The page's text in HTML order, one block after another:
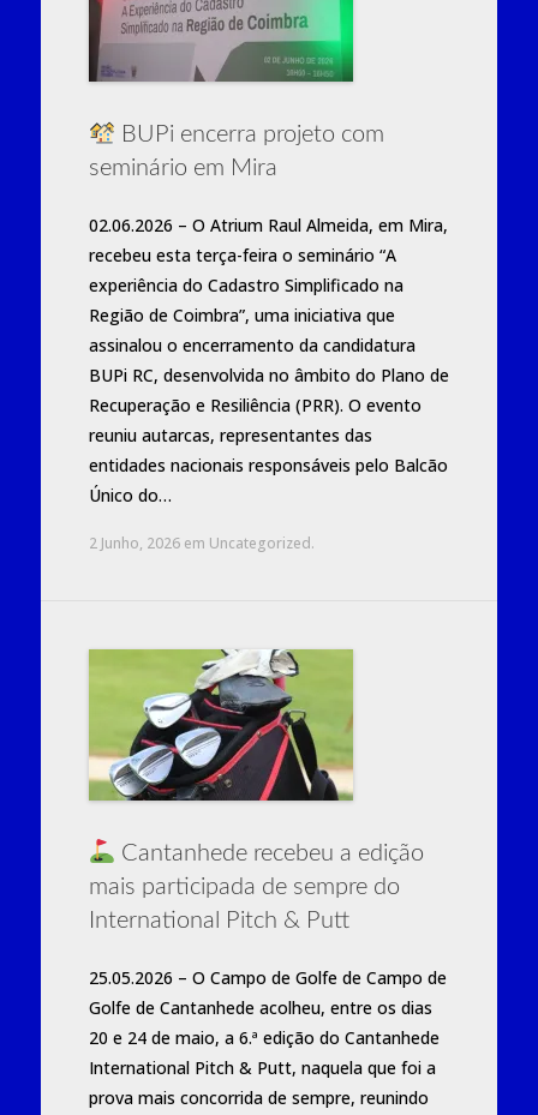
BUPi encerra projeto com
seminário em Mira
02.06.2026 – O Atrium Raul Almeida, em Mira,
recebeu esta terça-feira o seminário “A
experiência do Cadastro Simplificado na
Região de Coimbra”, uma iniciativa que
assinalou o encerramento da candidatura
BUPi RC, desenvolvida no âmbito do Plano de
Recuperação e Resiliência (PRR). O evento
reuniu autarcas, representantes das
entidades nacionais responsáveis pelo Balcão
Único do…
2 Junho, 2026em Uncategorized.
Cantanhede recebeu a edição
mais participada de sempre do
International Pitch & Putt
25.05.2026 – O Campo de Golfe de Campo de
Golfe de Cantanhede acolheu, entre os dias
20 e 24 de maio, a 6.ª edição do Cantanhede
International Pitch & Putt, naquela que foi a
prova mais concorrida de sempre, reunindo